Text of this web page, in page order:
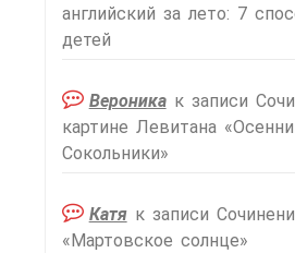
английский за лето: 7
детей
Вероникак записи
картине Левитана
Сокольники»
Катяк записи
«Мартовское солнце»